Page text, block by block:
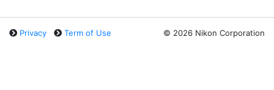
Privacy Term of Use © 2026 Nikon Corporation